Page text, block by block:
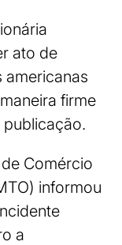
ato de
americanas
firme
Comércio
informou
a